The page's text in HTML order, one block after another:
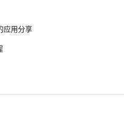
302等 URL 重定向业务
应用分享